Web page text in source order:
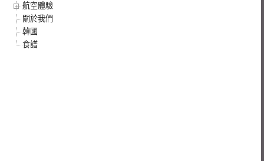
航空體驗
關於我們
韓國
食譜